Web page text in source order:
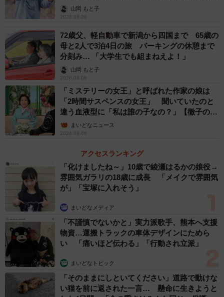
2/3
黒紋付振袖の後ろ姿。帯と小物で印象を変えながら着続けてきた一着／
小倉さんがこの黒紋付を娘さんに仕立てたのは約10年前。
背景には、業界の変化がありました。
「紋付の職人さんから引退すると言われたんですが、その
時に、仕事が激減して同業者も多く廃業しているという現
状を聞きました。そこで、なにか新しい提案をしてみたい
と思ったんです」
こうして小倉さんが考えたのが、「格式の象徴でもある黒
紋付を、特別な日の装いとしてだけでなく、長く着られる
出し…山岡 もと子
2026.08.06
72歳父、軽自動車で新潟から四国まで 65歳の
母と2人で3泊4日の旅 パーキングの休憩まで
分刻み… 「大学生でも組まねえよ！」
山岡 もと子
2026.08.06
「ミステリーの女王」と呼ばれた作家の娘は
「2時間サスペンスの女王」 聞いていたのと
違う血液型に「私は誰の子なの？」【徹子の部
屋】まいどなニュース
2026.08.06
アクセスランキング
「化けましたね～」10歳で綾瀬はるかの娘役→
雰囲気ガラリの18歳に成長 「メイクで雰囲気
が」「宝塚に入れそう」
まいどなメディア
「不謹慎でないかと」実力派歌手、熊本へ支援
物資…運搬トラックの車体デザインにためら
い 「痛いほど伝わる」「行動され立派」
まいどなトピック
「そのままにしといてください」道路で動けな
い猫を前に返された一言… 懸命に生きようと